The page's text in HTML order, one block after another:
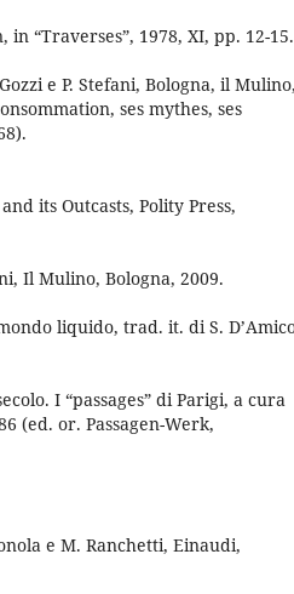
“Traverses”, 1978, XI, pp. 12-15.
e P. Stefani, Bologna, il Mulino,
ses mythes, ses
its Outcasts, Polity Press,
Il Mulino, Bologna, 2009.
liquido, trad. it. di S.
I “passages” di Parigi, a cura
(ed. or. Passagen-Werk,
e M. Ranchetti, Einaudi,